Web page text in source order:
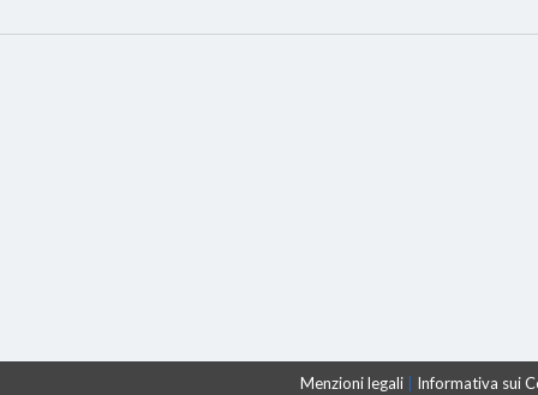
Menzioni legali Informativa sui